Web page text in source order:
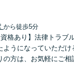
から徒歩5分
格あり】法律トラ
ようになっていただ
方は、お気軽にご相